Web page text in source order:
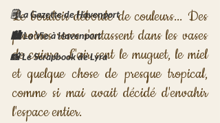
🗒️La Gazette de Havenport
🏙️ La Vie à Havenport
📸 Le Scrapbook de Lyra
Le boudoir déborde de couleurs... Des
pivoines roses s'entassent dans les vases
de cuivre. L'air sent le muguet, le miel
et quelque chose de presque tropical,
comme si mai avait décidé d'envahir
l'espace entier.